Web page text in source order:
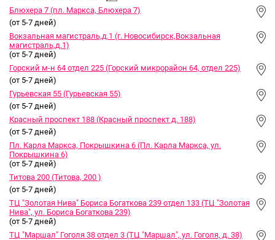
Блюхера 7 (пл. Маркса, Блюхера 7)
(от 5-7 дней)
Вокзальная магистраль,д.1 (г. Новосибирск,Вокзальная
магистраль,д.1)
(от 5-7 дней)
Горский м-н 64 отдел 225 (Горский микрорайон 64, отдел 225)
(от 5-7 дней)
Гурьевская 55 (Гурьевская 55)
(от 5-7 дней)
Красный проспект 188 (Красный проспект д. 188)
(от 5-7 дней)
Пл. Карла Маркса, Покрышкина 6 (Пл. Карла Маркса, ул.
Покрышкина 6)
(от 5-7 дней)
Титова 200 (Титова, 200 )
(от 5-7 дней)
ТЦ "Золотая Нива" Бориса Богаткова 239 отдел 133 (ТЦ "Золотая
Нива", ул. Бориса Богаткова 239)
(от 5-7 дней)
ТЦ "Маршал" Гоголя 38 отдел 3 (ТЦ "Маршал", ул. Гоголя, д. 38)